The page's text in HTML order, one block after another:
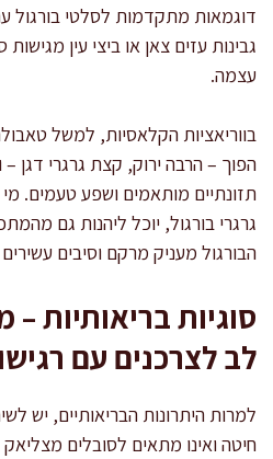
דוגמאות מתקדמות לסלטי בורגול
גבינות עזים צאן או ביצי עין
עצמה.
בווריאציות הקלאסיות, למשל
הפוך – הרבה ירוק, קצת גרגרי דגן
תזונתיים מותאמים ושפע טעמים.
גרגרי בורגול, יוכל ליהנות גם
הבורגול מעניק מרקם וסיבים
סוגיות בריאותיות
לב לצרכנים עם
למרות היתרונות הבריאותיים, יש
חיטה ואינו מתאים לסובלים מצליאק